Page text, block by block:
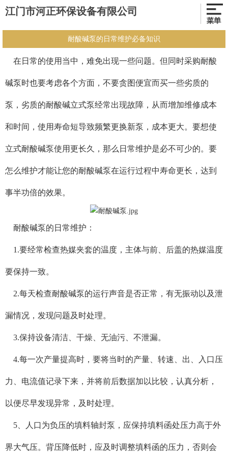
江门市河正环保设备有限公司
耐酸碱泵的日常维护必备知识
在日常的使用当中，难免出现一些问题。但同时采购耐酸
碱泵时也要考虑各个方面，不要贪图便宜而买一些劣质的
泵，劣质的耐酸碱立式泵经常出现故障，从而增加维修成本
和时间，使用寿命短导致频繁更换新泵，成本更大。要想使
立式耐酸碱泵使用更长久，那么日常维护是必不可少的。要
怎么维护才能让您的耐酸碱泵在运行过程中寿命更长，达到
事半功倍的效果。
耐酸碱泵的日常维护：
1.要经常检查热媒夹套的温度，主体与前、后盖的热媒温度
要保持一致。
2.每天检查耐酸碱泵的运行声音是否正常，有无振动以及泄
漏情况，发现问题及时处理。
3.保持设备清洁、干燥、无油污、不泄漏。
4.每一次产量提高时，要将当时的产量、转速、出、入口压
力、电流值记录下来，并将前后数据加以比较，认真分析，
以便尽早发现异常，及时处理。
5、人口为负压的填料轴封泵，应保持填料函处压力高于外
界大气压。背压降低时，应及时调整填料函的压力，否则会